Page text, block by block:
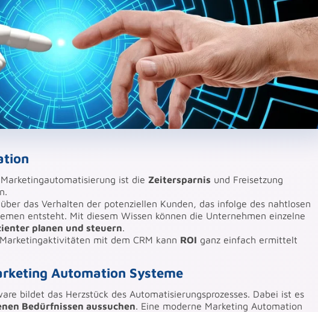
ist die Zeitersparnis und Freisetzung
das Verhalten der potenziellen Kunden, das infolge des nahtlosen
entsteht. Mit diesem Wissen können die Unternehmen einzelne
planen und steuern.
mit dem CRM kann ROI ganz einfach ermittelt
Automation Systeme
bildet das Herzstück des Automatisierungsprozesses. Dabei ist es
Bedürfnissen aussuchen. Eine moderne Marketing Automation